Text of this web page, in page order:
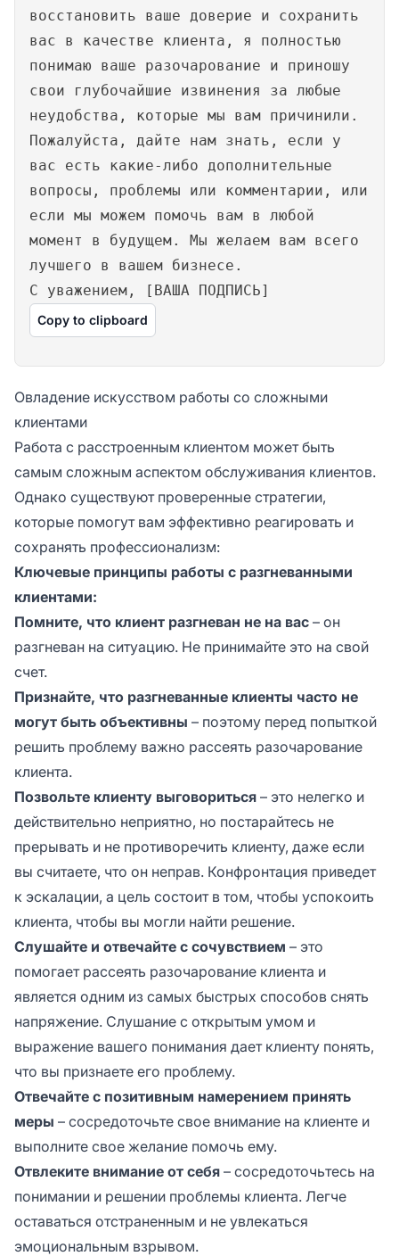
восстановить ваше доверие и сохранить
вас в качестве клиента, я полностью
понимаю ваше разочарование и приношу
свои глубочайшие извинения за любые
неудобства, которые мы вам причинили.
Пожалуйста, дайте нам знать, если у
вас есть какие-либо дополнительные
вопросы, проблемы или комментарии, или
если мы можем помочь вам в любой
момент в будущем. Мы желаем вам всего
лучшего в вашем бизнесе.
С уважением, [ВАША ПОДПИСЬ]
Copy to clipboard
Овладение искусством работы со сложными
клиентами
Работа с расстроенным клиентом может быть
самым сложным аспектом обслуживания клиентов.
Однако существуют проверенные стратегии,
которые помогут вам эффективно реагировать и
сохранять профессионализм:
Ключевые принципы работы с разгневанными
клиентами:
Помните, что клиент разгневан не на вас – он
разгневан на ситуацию. Не принимайте это на свой
счет.
Признайте, что разгневанные клиенты часто не
могут быть объективны – поэтому перед попыткой
решить проблему важно рассеять разочарование
клиента.
Позвольте клиенту выговориться – это нелегко и
действительно неприятно, но постарайтесь не
прерывать и не противоречить клиенту, даже если
вы считаете, что он неправ. Конфронтация приведет
к эскалации, а цель состоит в том, чтобы успокоить
клиента, чтобы вы могли найти решение.
Слушайте и отвечайте с сочувствием – это
помогает рассеять разочарование клиента и
является одним из самых быстрых способов снять
напряжение. Слушание с открытым умом и
выражение вашего понимания дает клиенту понять,
что вы признаете его проблему.
Отвечайте с позитивным намерением принять
меры – сосредоточьте свое внимание на клиенте и
выполните свое желание помочь ему.
Отвлеките внимание от себя – сосредоточьтесь на
понимании и решении проблемы клиента. Легче
оставаться отстраненным и не увлекаться
эмоциональным взрывом.